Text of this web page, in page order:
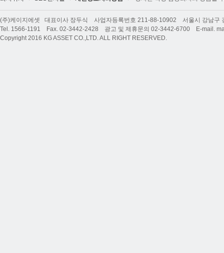
(주)케이지에셋 대표이사 장두식 사업자등록번호 211-88-10902 서울시 강남구
Tel. 1566-1191 Fax. 02-3442-2428 광고 및 제휴문의 02-3442-6700 E-mail.
Copyright 2016 KG ASSET CO.,LTD. ALL RIGHT RESERVED.